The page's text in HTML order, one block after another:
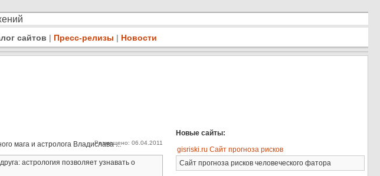
сайтов | Пресс-релизы | Новости
мага и астролога Владислава ...Размещено: 06.04.2011
астрология позволяет узнавать о
Новые сайты:
gisriski.ru Сайт прогноза рисков
Сайт прогноза рисков человеческого фатора